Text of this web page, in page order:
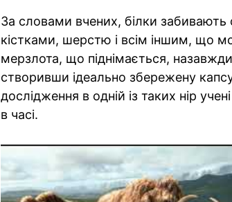
За словами вчених, білки забивають
кістками, шерстю і всім іншим, що
мерзлота, що піднімається,
створивши ідеально збережену
дослідження в одній із таких нір
в часі.